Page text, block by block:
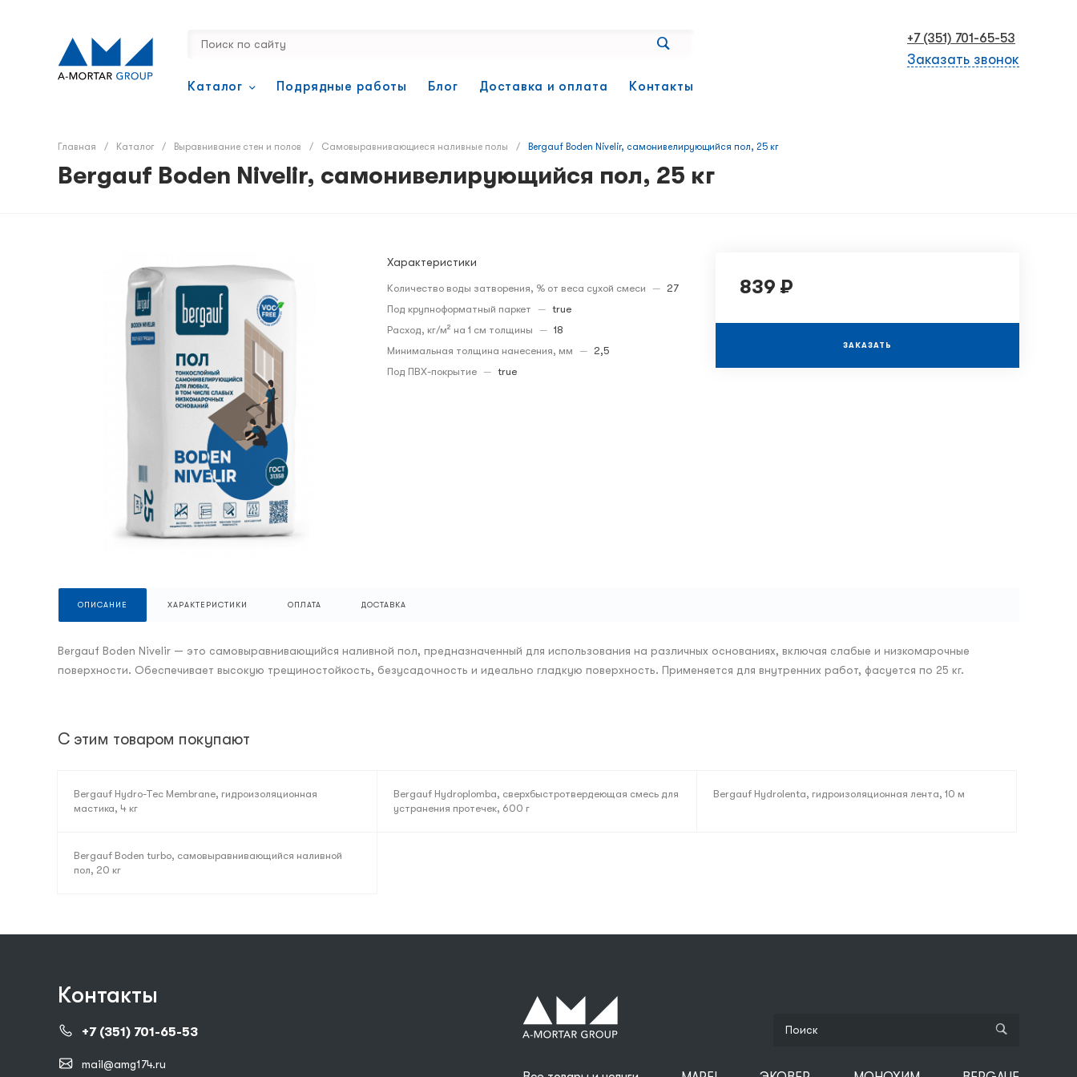
Каталог Подрядные работы Блог Доставка и оплата Контакты
+7 (351) 701-65-53
Заказать звонок
Главная / Каталог / Выравнивание стен и полов / Самовыравнивающиеся наливные полы / Bergauf Boden Nivelir, самонивелирующийся пол, 25 кг
Bergauf Boden Nivelir, самонивелирующийся пол, 25 кг
Характеристики
Количество воды затворения, % от веса сухой смеси —
27
Под крупноформатный паркет — true
Расход, кг/м² на 1 см толщины — 18
Минимальная толщина нанесения, мм —
2,5
Под ПВХ-покрытие — true
839 ₽
ЗАКАЗАТЬ
ОПИСАНИЕ ХАРАКТЕРИСТИКИ ОПЛАТА ДОСТАВКА
Bergauf Boden Nivelir — это самовыравнивающийся наливной пол, предназначенный для использования на различных основаниях, включая слабые и низкомарочные
поверхности. Обеспечивает высокую трещиностойкость, безусадочность и идеально гладкую поверхность. Применяется для внутренних работ, фасуется по 25 кг.
С этим товаром покупают
Bergauf Hydro-Tec Membrane, гидроизоляционная
мастика, 4 кг
Bergauf Hydroplomba, сверхбыстротвердеющая смесь для
устранения протечек, 600 г
Bergauf Hydrolenta, гидроизоляционная лента, 10 м
Bergauf Boden turbo, самовыравнивающийся наливной
пол, 20 кг
Контакты
+7 (351) 701-65-53
mail@amg174.ru